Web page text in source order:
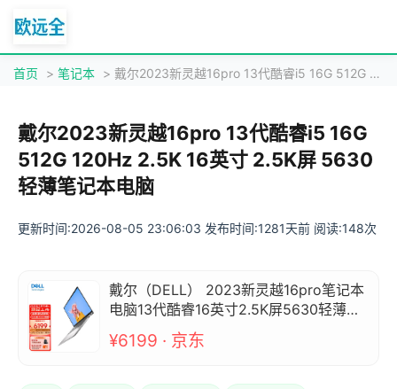
首页 > 笔记本 > 戴尔2023新灵越16pro 13代酷睿i5 16G 512G 120Hz 2.5K 16英寸 2.5K屏 5630 轻薄笔记本电脑
戴尔2023新灵越16pro 13代酷睿i5 16G
512G 120Hz 2.5K 16英寸 2.5K屏 5630
轻薄笔记本电脑
更新时间:2026-08-05 23:06:03 发布时间:1281天前 阅读:148次
戴尔（DELL） 2023新灵越16pro笔记本
电脑13代酷睿16英寸2.5K屏5630轻薄家
用办公 13代i5/16G/512G/120Hz/2.5K
¥6199 · 京东